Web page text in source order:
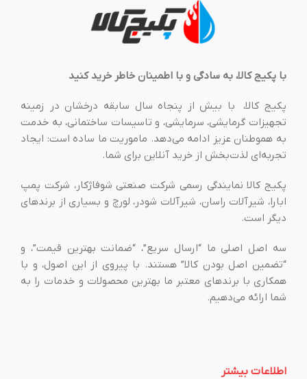
با پکیج کالا، به سادگی و با اطمینان خاطر خرید کنید
پکیج کالا، با بیش از پنجاه سال سابقه درخشان در زمینه
تجهیزات گرمایشی، سرمایشی، و تاسیسات ساختمانی، به خدمت
به هموطنان عزیز ادامه می‌دهد. ماموریت ما ساده است: ایجاد
تجربه‌ای لذت‌بخش از خرید آنلاین برای شما.
پکیج کالا نمایندگی رسمی شرکت صنعتی شوفاژکار، شرکت پمپ
ابارا، شیرآلات راسان، شیرآلات شودر، لورچ و بسیاری از برندهای
دیگر است.
سه اصل اصلی ما “ارسال سریع”، “ضمانت بهترین قیمت”، و
“تضمین اصل بودن کالا” هستند. با پیروی از این اصول، و با
همکاری با برندهای معتبر ما بهترین محصولات و خدمات را به
شما ارائه می‌دهیم.
اطلاعات بیشتر